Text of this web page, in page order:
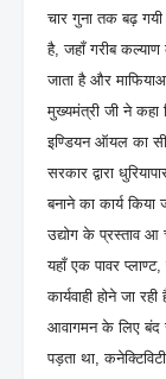
चार गुना तक बढ़
है, जहाँ गरीब कल्याण
जाता है और
मुख्यमंत्री जी ने कहा
इण्डियन ऑयल का
सरकार द्वारा
बनाने का कार्य
उद्योग के प्रस्ताव आ
यहाँ एक पावर
कार्यवाही होने जा
आवागमन के लिए बंद
पड़ता था,